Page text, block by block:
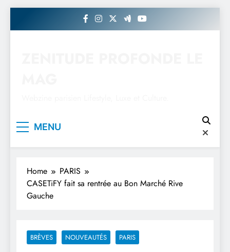
MENU
Home
PARIS
CASETiFY fait sa rentrée au Bon Marché Rive
Gauche
BRÈVES NOUVEAUTÉS PARIS